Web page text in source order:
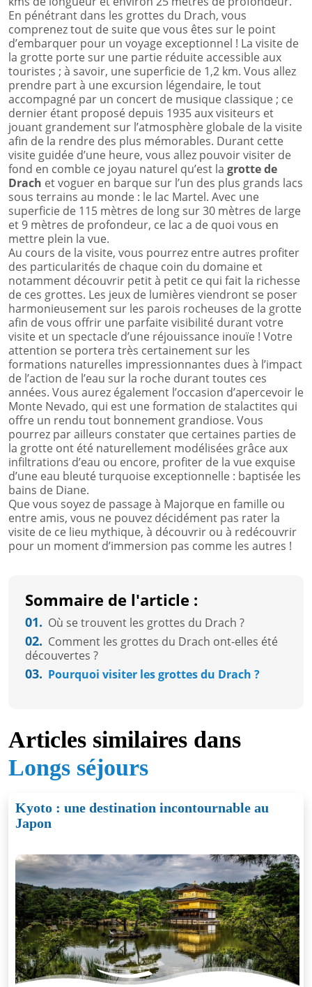
En pénétrant dans les grottes du Drach, vous
comprenez tout de suite que vous êtes sur le point
d’embarquer pour un voyage exceptionnel ! La visite de
la grotte porte sur une partie réduite accessible aux
touristes ; à savoir, une superficie de 1,2 km. Vous allez
prendre part à une excursion légendaire, le tout
accompagné par un concert de musique classique ; ce
dernier étant proposé depuis 1935 aux visiteurs et
jouant grandement sur l’atmosphère globale de la visite
afin de la rendre des plus mémorables. Durant cette
visite guidée d’une heure, vous allez pouvoir visiter de
fond en comble ce joyau naturel qu’est la grotte de
Drach et voguer en barque sur l’un des plus grands lacs
sous terrains au monde : le lac Martel. Avec une
superficie de 115 mètres de long sur 30 mètres de large
et 9 mètres de profondeur, ce lac a de quoi vous en
mettre plein la vue.
Au cours de la visite, vous pourrez entre autres profiter
des particularités de chaque coin du domaine et
notamment découvrir petit à petit ce qui fait la richesse
de ces grottes. Les jeux de lumières viendront se poser
harmonieusement sur les parois rocheuses de la grotte
afin de vous offrir une parfaite visibilité durant votre
visite et un spectacle d’une réjouissance inouïe ! Votre
attention se portera très certainement sur les
formations naturelles impressionnantes dues à l’impact
de l’action de l’eau sur la roche durant toutes ces
années. Vous aurez également l’occasion d’apercevoir le
Monte Nevado, qui est une formation de stalactites qui
offre un rendu tout bonnement grandiose. Vous
pourrez par ailleurs constater que certaines parties de
la grotte ont été naturellement modélisées grâce aux
infiltrations d’eau ou encore, profiter de la vue exquise
d’une eau bleuté turquoise exceptionnelle : baptisée les
bains de Diane.
Que vous soyez de passage à Majorque en famille ou
entre amis, vous ne pouvez décidément pas rater la
visite de ce lieu mythique, à découvrir ou à redécouvrir
pour un moment d’immersion pas comme les autres !
Sommaire de l'article :
01. Où se trouvent les grottes du Drach ?
02. Comment les grottes du Drach ont-elles été
découvertes ?
03. Pourquoi visiter les grottes du Drach ?
Articles similaires dans
Longs séjours
Kyoto : une destination incontournable au
Japon